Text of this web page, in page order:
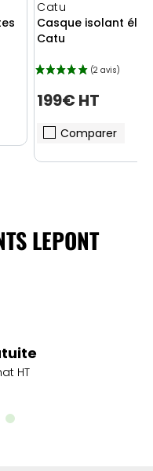
Catu
Casque isolant
Catu
199€ HT
Comparer
LEPONT
HT